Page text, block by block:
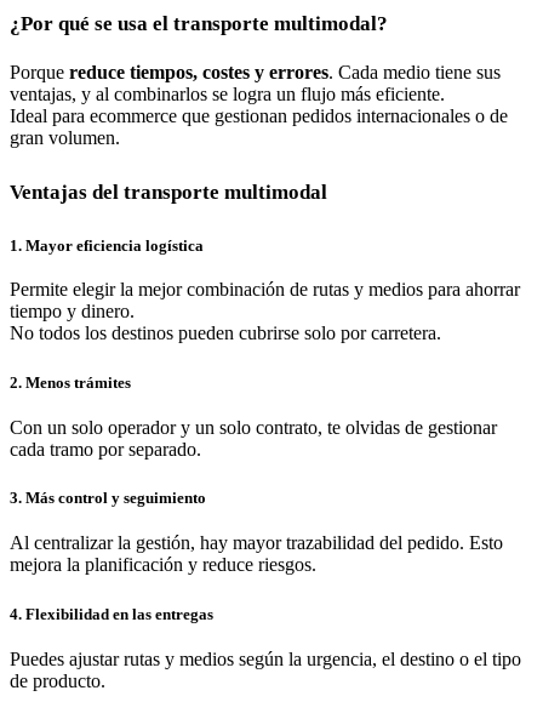
¿Por qué se usa el transporte multimodal?
Porque reduce tiempos, costes y errores. Cada medio tiene sus
ventajas, y al combinarlos se logra un flujo más eficiente.
Ideal para ecommerce que gestionan pedidos internacionales o de
gran volumen.
Ventajas del transporte multimodal
1. Mayor eficiencia logística
Permite elegir la mejor combinación de rutas y medios para ahorrar
tiempo y dinero.
No todos los destinos pueden cubrirse solo por carretera.
2. Menos trámites
Con un solo operador y un solo contrato, te olvidas de gestionar
cada tramo por separado.
3. Más control y seguimiento
Al centralizar la gestión, hay mayor trazabilidad del pedido. Esto
mejora la planificación y reduce riesgos.
4. Flexibilidad en las entregas
Puedes ajustar rutas y medios según la urgencia, el destino o el tipo
de producto.